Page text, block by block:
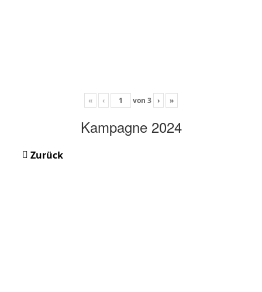
« ‹ von 3 › »
Kampagne 2024
Zurück